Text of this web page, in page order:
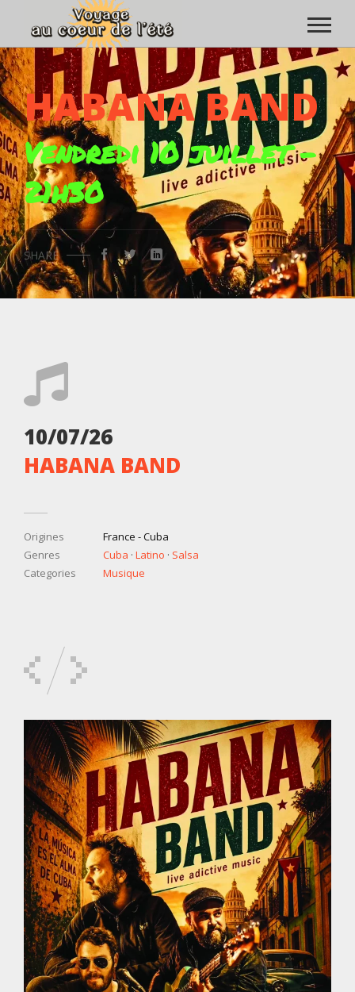
HABANA BAND
Vendredi 10 juillet -
21h30
SHARE
10/07/26
HABANA BAND
Origines
France - Cuba
Genres
Cuba · Latino · Salsa
Categories
Musique